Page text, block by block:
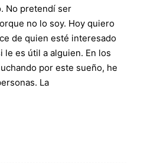
No pretendí ser
no lo soy. Hoy quiero
de quien esté interesado
le es útil a alguien. En los
por este sueño, he
La